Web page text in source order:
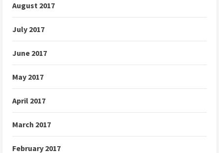
August 2017
July 2017
June 2017
May 2017
April 2017
March 2017
February 2017